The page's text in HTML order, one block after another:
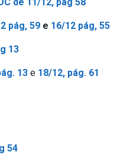
pág, 59 e 16/12 pág, 55
13
13 e 18/12, pág. 61
54